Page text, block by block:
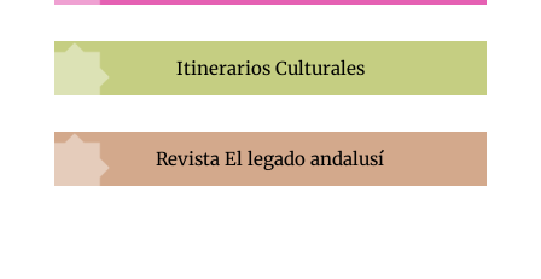
Itinerarios Culturales
Revista El legado andalusí